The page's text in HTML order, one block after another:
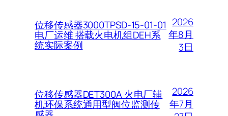
位移传感器3000TPSD-15-01-01
电厂运维 搭载火电机组DEH系
统实际案例
2026
年8月
3日
位移传感器DET300A 火电厂辅
机环保系统通用型阀位监测传
2026
年7月